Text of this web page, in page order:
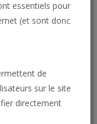
essentiels pour
(et sont donc
de
sur le site
directement